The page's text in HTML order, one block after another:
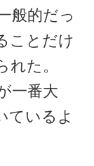
般的だっ
ことだけ
た。
一番大
ているよ